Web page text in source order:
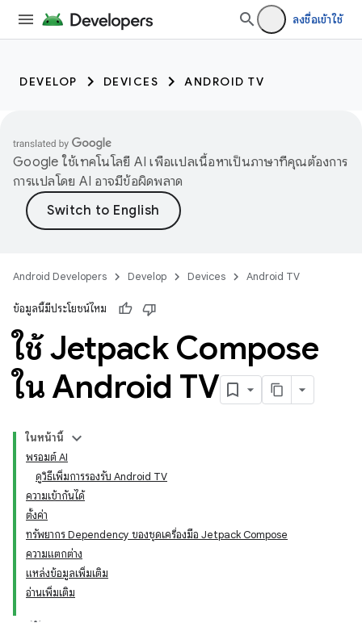
ลงชื่อเข้าใช้
DEVELOP DEVICES ANDROID TV
Google ใช้เทคโนโลยี AI เพื่อแปลเนื้อหาเป็นภาษาที่คุณต้องการ
การแปลโดย AI อาจมีข้อผิดพลาด
Android Developers Develop Devices Android TV
ข้อมูลนี้มีประโยชน์ไหม
ใช้ Jetpack Compose
ใน Android TV
ในหน้านี้
พรอมต์ AI
ดูวิธีเพิ่มการรองรับ Android TV
ความเข้ากันได้
ตั้งค่า
ทรัพยากร Dependency ของชุดเครื่องมือ Jetpack Compose
ความแตกต่าง
แหล่งข้อมูลเพิ่มเติม
อ่านเพิ่มเติม